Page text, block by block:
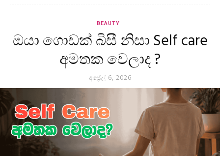
BEAUTY
ඔයා ගොඩක් බිසී නිසා Self care
අමතක වෙලාද ?
අප්‍රේල් 6, 2026